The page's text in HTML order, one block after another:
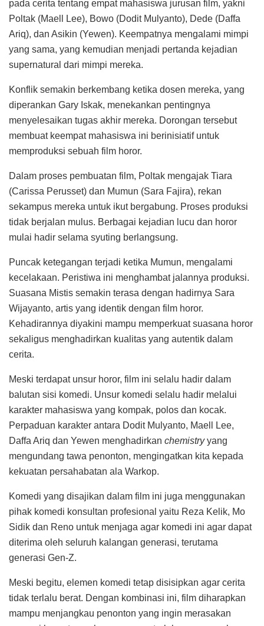
pada cerita tentang empat mahasiswa jurusan film, yakni
Poltak (Maell Lee), Bowo (Dodit Mulyanto), Dede (Daffa
Ariq), dan Asikin (Yewen). Keempatnya mengalami mimpi
yang sama, yang kemudian menjadi pertanda kejadian
supernatural dari mimpi mereka.
Konflik semakin berkembang ketika dosen mereka, yang
diperankan Gary Iskak, menekankan pentingnya
menyelesaikan tugas akhir mereka. Dorongan tersebut
membuat keempat mahasiswa ini berinisiatif untuk
memproduksi sebuah film horor.
Dalam proses pembuatan film, Poltak mengajak Tiara
(Carissa Perusset) dan Mumun (Sara Fajira), rekan
sekampus mereka untuk ikut bergabung. Proses produksi
tidak berjalan mulus. Berbagai kejadian lucu dan horor
mulai hadir selama syuting berlangsung.
Puncak ketegangan terjadi ketika Mumun, mengalami
kecelakaan. Peristiwa ini menghambat jalannya produksi.
Suasana Mistis semakin terasa dengan hadirnya Sara
Wijayanto, artis yang identik dengan film horor.
Kehadirannya diyakini mampu memperkuat suasana horor
sekaligus menghadirkan kualitas yang autentik dalam
cerita.
Meski terdapat unsur horor, film ini selalu hadir dalam
balutan sisi komedi. Unsur komedi selalu hadir melalui
karakter mahasiswa yang kompak, polos dan kocak.
Perpaduan karakter antara Dodit Mulyanto, Maell Lee,
Daffa Ariq dan Yewen menghadirkan chemistryyang
mengundang tawa penonton, mengingatkan kita kepada
kekuatan persahabatan ala Warkop.
Komedi yang disajikan dalam film ini juga menggunakan
pihak komedi konsultan profesional yaitu Reza Kelik, Mo
Sidik dan Reno untuk menjaga agar komedi ini agar dapat
diterima oleh seluruh kalangan generasi, terutama
generasi Gen-Z.
Meski begitu, elemen komedi tetap disisipkan agar cerita
tidak terlalu berat. Dengan kombinasi ini, film diharapkan
mampu menjangkau penonton yang ingin merasakan